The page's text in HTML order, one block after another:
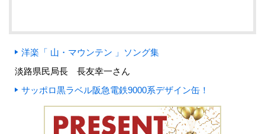
洋楽「 山・マウンテン 」ソング集
淡路県民局長 長友幸一さん
サッポロ黒ラベル阪急電鉄9000系デザイン缶！